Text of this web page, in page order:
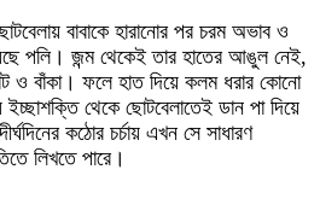
বাবাকে হারানোর পর চরম অভাব ও
পলি। জন্ম থেকেই তার হাতের আঙুল নেই,
ও বাঁকা। ফলে হাত দিয়ে কলম ধরার কোনো
থেকে ছোটবেলাতেই ডান পা দিয়ে
কঠোর চর্চায় এখন সে সাধারণ
লিখতে পারে।